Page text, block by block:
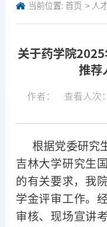
当前位置: 首页 人
关于药学院
推荐
作者： 查看人次：
根据党委研究
吉林大学研究生
的有关要求，我
学金评审工作。
审核、现场宣讲